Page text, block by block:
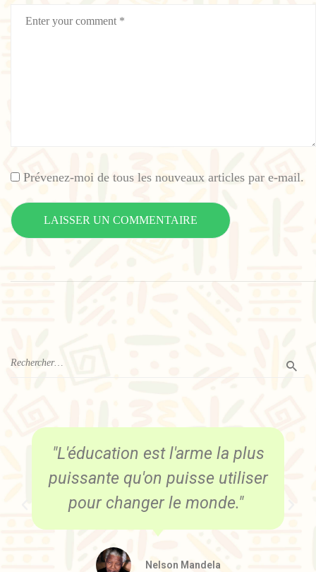
Prévenez-moi de tous les nouveaux articles par e-mail.
"L'éducation consiste à
apprendre ce que l'on ne savait
pas encore."
Aristote